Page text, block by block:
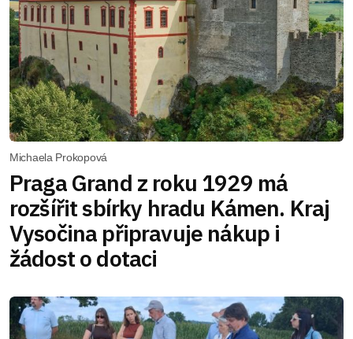
Michaela Prokopová
Praga Grand z roku 1929 má
rozšířit sbírky hradu Kámen. Kraj
Vysočina připravuje nákup i
žádost o dotaci